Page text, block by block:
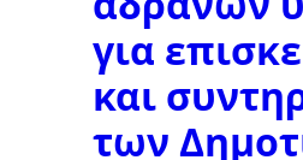
για
και
των